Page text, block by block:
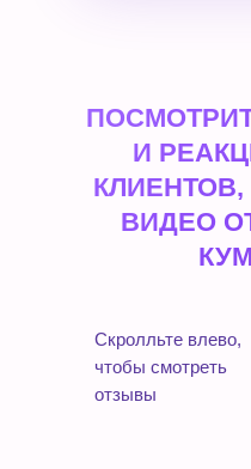
И
ВИДЕО
Скролльте влево,
чтобы смотреть
отзывы